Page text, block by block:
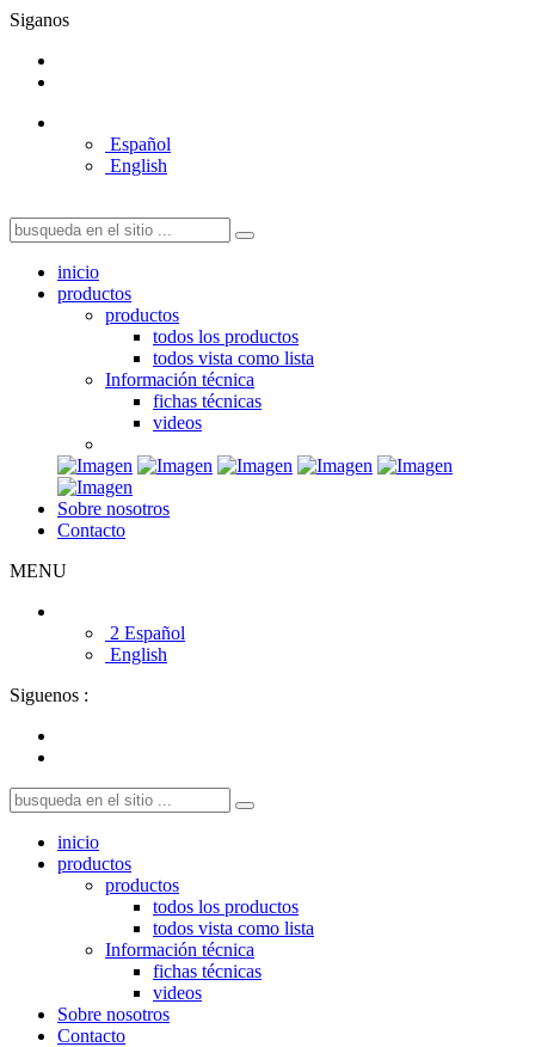
Siganos
Español
English
inicio
productos
productos
todos los productos
todos vista como lista
Información técnica
fichas técnicas
videos
Sobre nosotros
Contacto
MENU
2 Español
English
Siguenos :
inicio
productos
productos
todos los productos
todos vista como lista
Información técnica
fichas técnicas
videos
Sobre nosotros
Contacto